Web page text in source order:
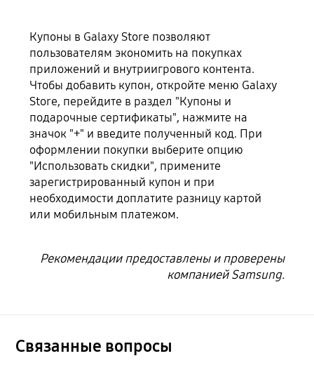
Купоны в Galaxy Store позволяют
пользователям экономить на покупках
приложений и внутриигрового контента.
Чтобы добавить купон, откройте меню Galaxy
Store, перейдите в раздел "Купоны и
подарочные сертификаты", нажмите на
значок "+" и введите полученный код. При
оформлении покупки выберите опцию
"Использовать скидки", примените
зарегистрированный купон и при
необходимости доплатите разницу картой
или мобильным платежом.
Рекомендации предоставлены и проверены
компанией Samsung.
Связанные вопросы